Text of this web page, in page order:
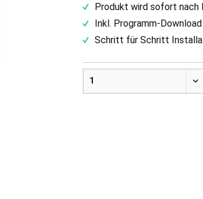
Produkt wird sofort nach
Inkl. Programm-Download
Schritt für Schritt